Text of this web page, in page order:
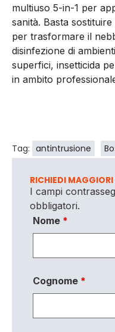
multiuso 5-in-1 per
sanità. Basta
per trasformare il
disinfezione di
superfici, insetticida
in ambito
Tag: antintrusione
RICHIEDI
I campi
obbligatori.
Nome *
Cognome *